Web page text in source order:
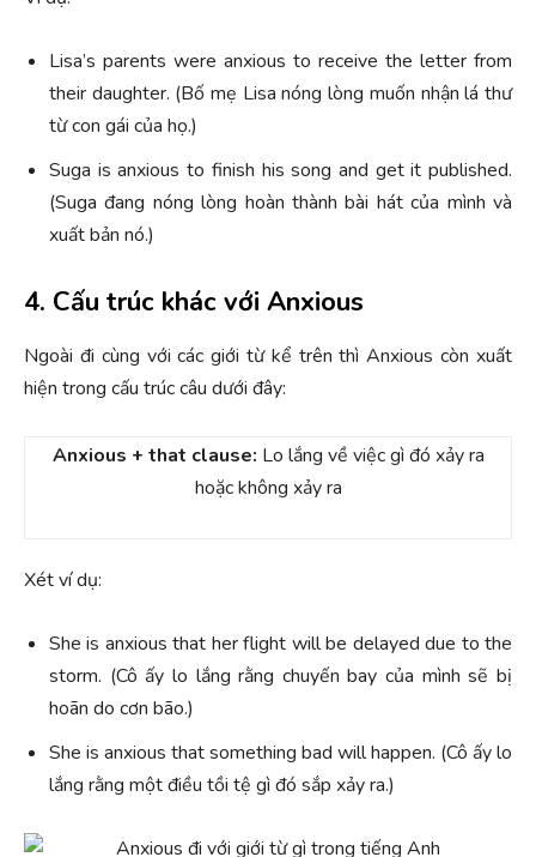
Lisa’s parents were anxious to receive the letter from
their daughter. (Bố mẹ Lisa nóng lòng muốn nhận lá thư
từ con gái của họ.)
Suga is anxious to finish his song and get it published.
(Suga đang nóng lòng hoàn thành bài hát của mình và
xuất bản nó.)
4. Cấu trúc khác với Anxious
Ngoài đi cùng với các giới từ kể trên thì Anxious còn xuất
hiện trong cấu trúc câu dưới đây:
Anxious + that clause: Lo lắng về việc gì đó xảy ra
hoặc không xảy ra
Xét ví dụ:
She is anxious that her flight will be delayed due to the
storm. (Cô ấy lo lắng rằng chuyến bay của mình sẽ bị
hoãn do cơn bão.)
She is anxious that something bad will happen. (Cô ấy lo
lắng rằng một điều tồi tệ gì đó sắp xảy ra.)